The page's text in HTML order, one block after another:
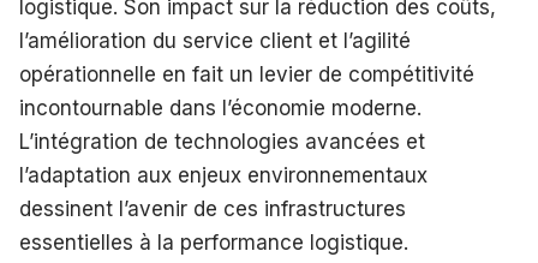
logistique. Son impact sur la réduction des coûts,
l’amélioration du service client et l’agilité
opérationnelle en fait un levier de compétitivité
incontournable dans l’économie moderne.
L’intégration de technologies avancées et
l’adaptation aux enjeux environnementaux
dessinent l’avenir de ces infrastructures
essentielles à la performance logistique.